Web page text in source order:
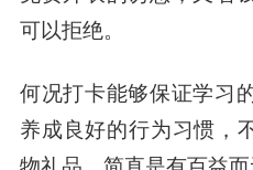
可以拒绝。
何况打卡能够保证学习
养成良好的行为习惯，